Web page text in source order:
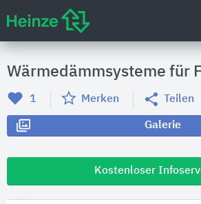
Wärmedämmsysteme für
1 Merken Teilen
Galerie
Kostenloser